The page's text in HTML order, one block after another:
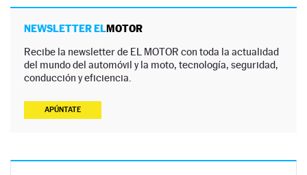
NEWSLETTER ELMOTOR
Recibe la newsletter de EL MOTOR con toda la actualidad
del mundo del automóvil y la moto, tecnología, seguridad,
conducción y eficiencia.
APÚNTATE